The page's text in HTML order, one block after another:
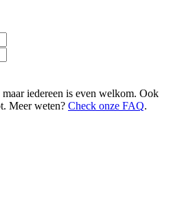
iedereen is even welkom. Ook
Meer weten? Check onze FAQ.